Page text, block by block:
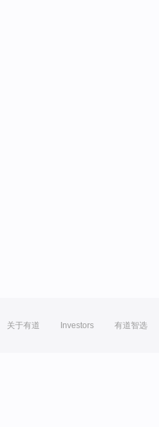
关于有道 Investors 有道智选